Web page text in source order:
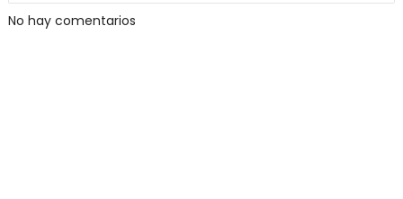
No hay comentarios